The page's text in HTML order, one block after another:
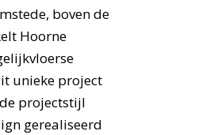
boven de
Hoorne
unieke project
projectstijl
gerealiseerd